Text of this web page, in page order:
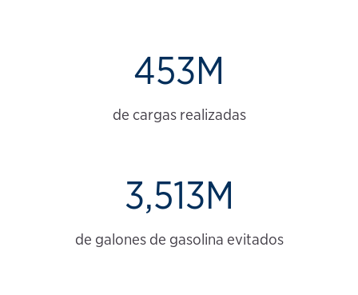
453M
de cargas realizadas
3,513M
de galones de gasolina evitados